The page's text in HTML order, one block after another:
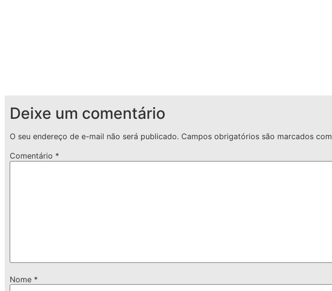
Deixe um comentário
O seu endereço de e-mail não será publicado. Campos obrigatórios são marcados com
Comentário *
Nome *